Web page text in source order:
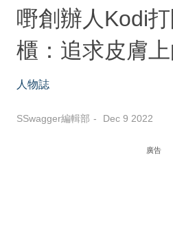
嘢創辦人Kodi
櫃：追求皮膚
人物誌
SSwagger編輯部 Dec 9 2022
廣告